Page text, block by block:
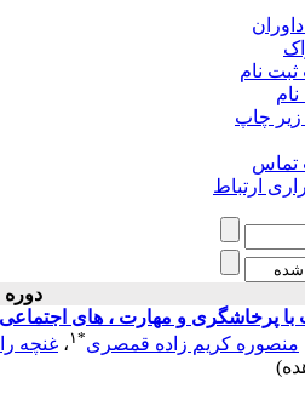
ثبت نام
زیر چاپ
تماس
ارتباط
دوره ۳، شماره ۳ - ( ۹-۱۴۰۱ )
پرخاشگری و مهارت ، های
منصوره کریم زاده قمصری*۱ ، غنچه